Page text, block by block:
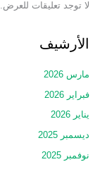
لا توجد تعليقات للعرض.
الأرشيف
مارس 2026
فبراير 2026
يناير 2026
ديسمبر 2025
نوفمبر 2025